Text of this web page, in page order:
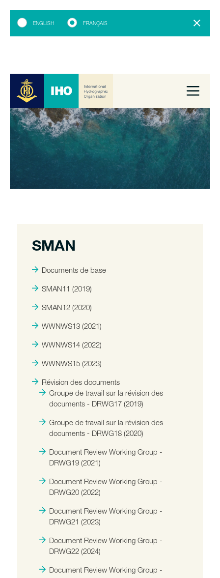
ENGLISH FRANÇAIS
SMAN
Documents de base
SMAN11 (2019)
SMAN12 (2020)
WWNWS13 (2021)
WWNWS14 (2022)
WWNWS15 (2023)
Révision des documents
Groupe de travail sur la révision des
documents - DRWG17 (2019)
Groupe de travail sur la révision des
documents - DRWG18 (2020)
Document Review Working Group -
DRWG19 (2021)
Document Review Working Group -
DRWG20 (2022)
Document Review Working Group -
DRWG21 (2023)
Document Review Working Group -
DRWG22 (2024)
Document Review Working Group -